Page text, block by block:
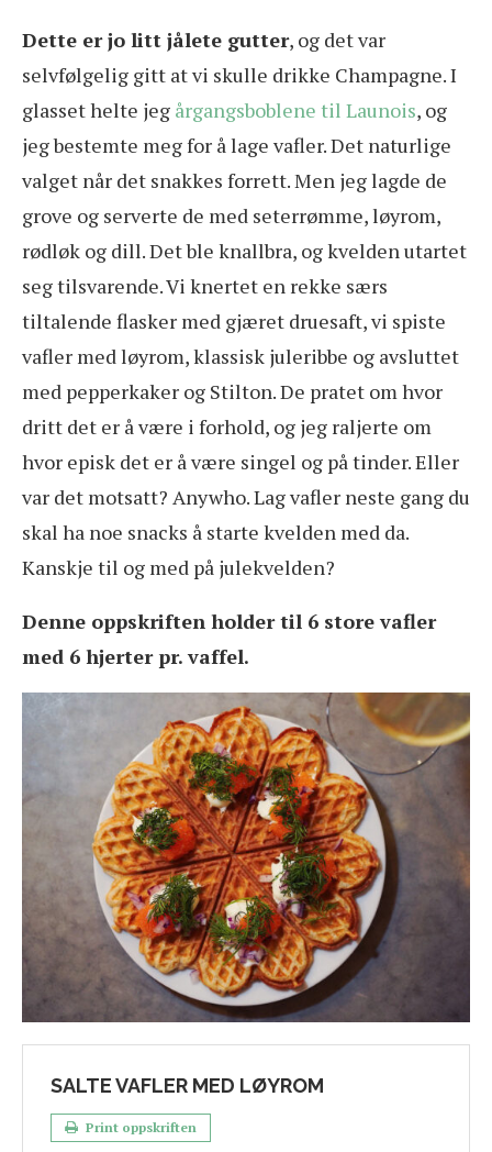
Dette er jo litt jålete gutter, og det var
selvfølgelig gitt at vi skulle drikke Champagne. I
glasset helte jeg årgangsboblene til Launois, og
jeg bestemte meg for å lage vafler. Det naturlige
valget når det snakkes forrett. Men jeg lagde de
grove og serverte de med seterrømme, løyrom,
rødløk og dill. Det ble knallbra, og kvelden utartet
seg tilsvarende. Vi knertet en rekke særs
tiltalende flasker med gjæret druesaft, vi spiste
vafler med løyrom, klassisk juleribbe og avsluttet
med pepperkaker og Stilton. De pratet om hvor
dritt det er å være i forhold, og jeg raljerte om
hvor episk det er å være singel og på tinder. Eller
var det motsatt? Anywho. Lag vafler neste gang du
skal ha noe snacks å starte kvelden med da.
Kanskje til og med på julekvelden?
Denne oppskriften holder til 6 store vafler
med 6 hjerter pr. vaffel.
SALTE VAFLER MED LØYROM
Print oppskriften